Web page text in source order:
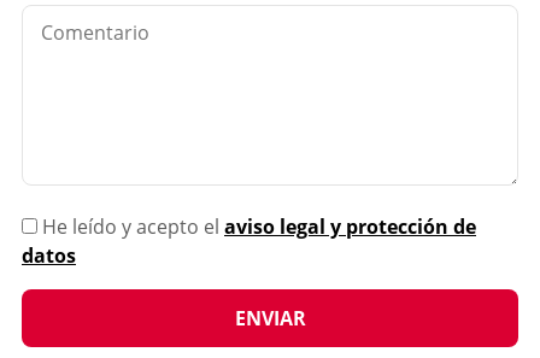
He leído y acepto el aviso legal y protección de
datos